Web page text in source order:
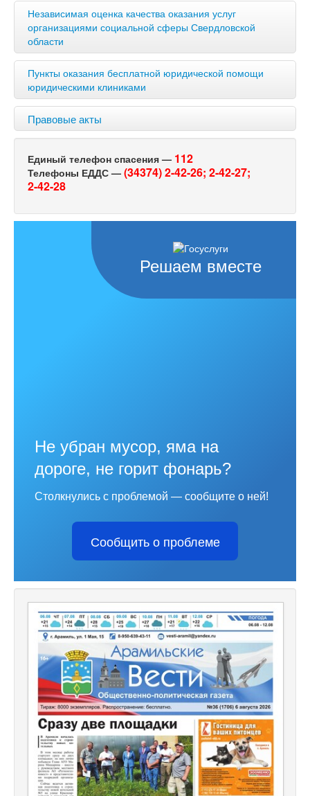
Независимая оценка качества оказания услуг
организациями социальной сферы Свердловской
области
Пункты оказания бесплатной юридической помощи
юридическими клиниками
Правовые акты
Единый телефон спасения — 112
Телефоны ЕДДС — (34374) 2-42-26; 2-42-27;
2-42-28
Решаем вместе
Не убран мусор, яма на
дороге, не горит фонарь?
Столкнулись с проблемой — сообщите о ней!
Сообщить о проблеме